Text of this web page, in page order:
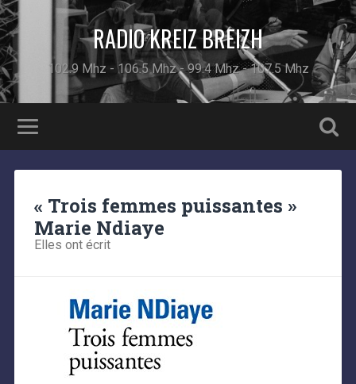
RADIO KREIZ BREIZH
102.9 Mhz - 106.5 Mhz - 99.4 Mhz - 107.5 Mhz
« Trois femmes puissantes »
Marie Ndiaye
Elles ont écrit